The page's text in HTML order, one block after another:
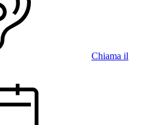
Chiama il